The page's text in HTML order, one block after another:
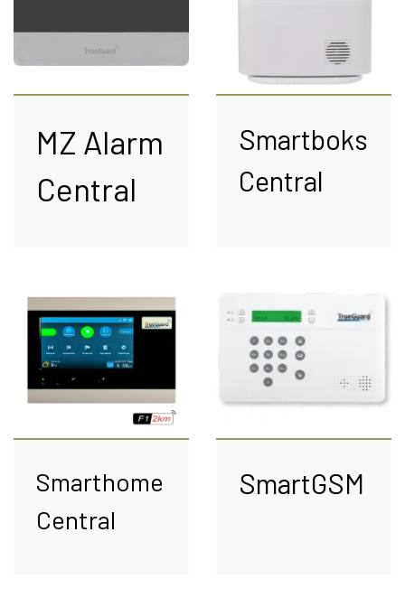
TILBEHØR TIL VIDEOOVERVÅGNING
INSTALLATION
MZ Alarm
Central
Smartboks
Central
Smarthome
Central
SmartGSM